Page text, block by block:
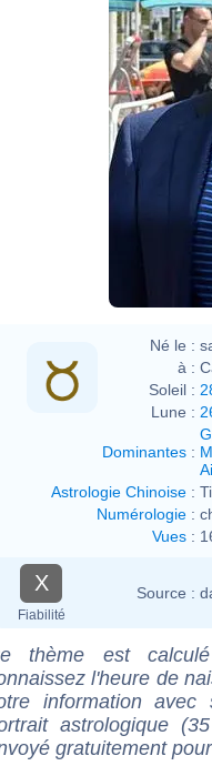
Né le :
à :
Soleil :
Lune :
Dominantes :
Astrologie Chinoise :
Numérologie :
Vues :
X
Fiabilité
Source :
thème est
l'heure de
information
astrologique
gratuitement